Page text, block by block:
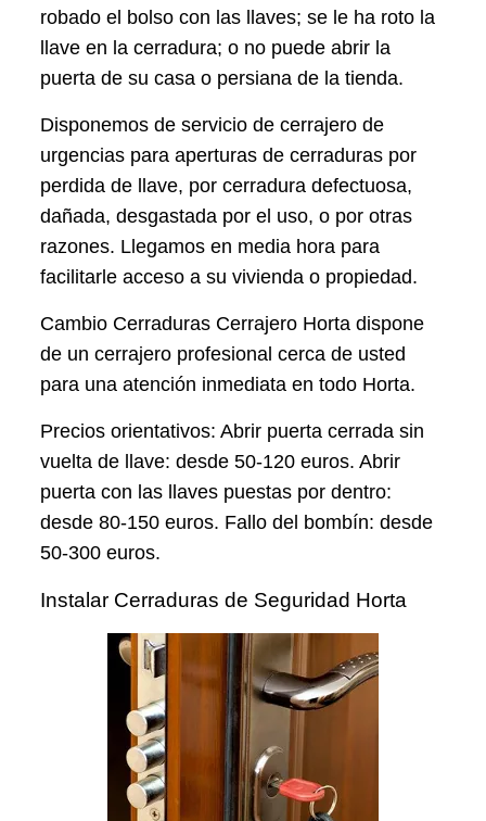
robado el bolso con las llaves; se le ha roto la
llave en la cerradura; o no puede abrir la
puerta de su casa o persiana de la tienda.
Disponemos de servicio de cerrajero de
urgencias para aperturas de cerraduras por
perdida de llave, por cerradura defectuosa,
dañada, desgastada por el uso, o por otras
razones. Llegamos en media hora para
facilitarle acceso a su vivienda o propiedad.
Cambio Cerraduras Cerrajero Horta dispone
de un cerrajero profesional cerca de usted
para una atención inmediata en todo Horta.
Precios orientativos: Abrir puerta cerrada sin
vuelta de llave: desde 50-120 euros. Abrir
puerta con las llaves puestas por dentro:
desde 80-150 euros. Fallo del bombín: desde
50-300 euros.
Instalar Cerraduras de Seguridad Horta